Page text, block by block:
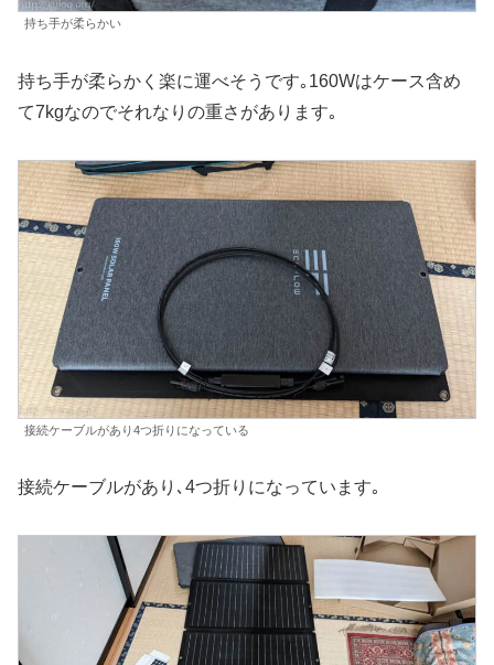
持ち手が柔らかい
持ち手が柔らかく楽に運べそうです｡160Wはケース含め
て7kgなのでそれなりの重さがあります｡
接続ケーブルがあり4つ折りになっている
接続ケーブルがあり､4つ折りになっています｡